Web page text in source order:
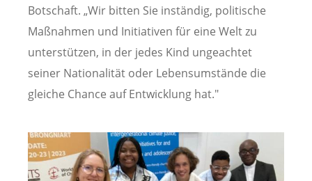
Botschaft. „Wir bitten Sie inständig, politische
Maßnahmen und Initiativen für eine Welt zu
unterstützen, in der jedes Kind ungeachtet
seiner Nationalität oder Lebensumstände die
gleiche Chance auf Entwicklung hat."
Image